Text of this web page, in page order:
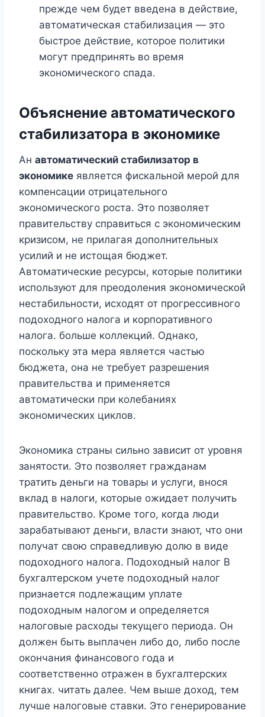
прежде чем будет введена в действие,
автоматическая стабилизация — это
быстрое действие, которое политики
могут предпринять во время
экономического спада.
Объяснение автоматического
стабилизатора в экономике
Ан автоматический стабилизатор в
экономике является фискальной мерой для
компенсации отрицательного
экономического роста. Это позволяет
правительству справиться с экономическим
кризисом, не прилагая дополнительных
усилий и не истощая бюджет.
Автоматические ресурсы, которые политики
используют для преодоления экономической
нестабильности, исходят от прогрессивного
подоходного налога и корпоративного
налога. больше коллекций. Однако,
поскольку эта мера является частью
бюджета, она не требует разрешения
правительства и применяется
автоматически при колебаниях
экономических циклов.
Экономика страны сильно зависит от уровня
занятости. Это позволяет гражданам
тратить деньги на товары и услуги, внося
вклад в налоги, которые ожидает получить
правительство. Кроме того, когда люди
зарабатывают деньги, власти знают, что они
получат свою справедливую долю в виде
подоходного налога. Подоходный налог В
бухгалтерском учете подоходный налог
признается подлежащим уплате
подоходным налогом и определяется
налоговые расходы текущего периода. Он
должен быть выплачен либо до, либо после
окончания финансового года и
соответственно отражен в бухгалтерских
книгах. читать далее. Чем выше доход, тем
лучше налоговые ставки. Это генерирование